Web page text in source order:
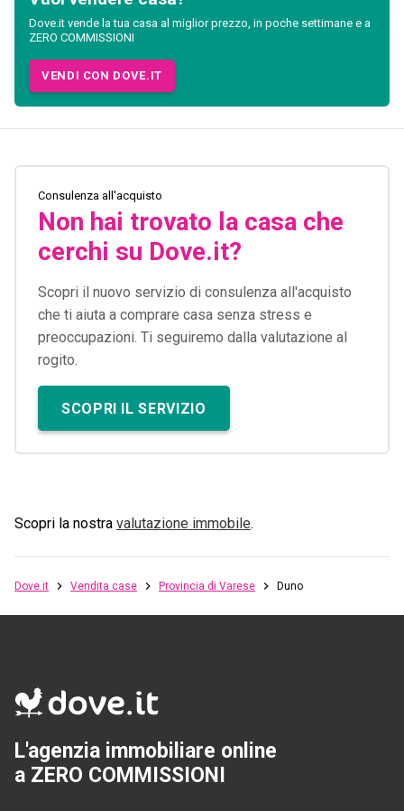
Dove.it vende la tua casa al miglior prezzo, in poche settimane e a
ZERO COMMISSIONI
VENDI CON DOVE.IT
Consulenza all'acquisto
Non hai trovato la casa che
cerchi su Dove.it?
Scopri il nuovo servizio di consulenza all'acquisto
che ti aiuta a comprare casa senza stress e
preoccupazioni. Ti seguiremo dalla valutazione al
rogito.
SCOPRI IL SERVIZIO
Scopri la nostra valutazione immobile.
Dove.it Vendita case Provincia di Varese Duno
L'agenzia immobiliare online
a ZERO COMMISSIONI